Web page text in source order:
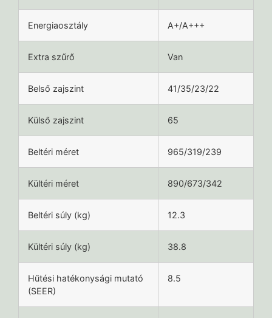
Energiaosztály A+/A+++
Extra szűrő Van
Belső zajszint 41/35/23/22
Külső zajszint 65
Beltéri méret 965/319/239
Kültéri méret 890/673/342
Beltéri súly (kg) 12.3
Kültéri súly (kg) 38.8
Hűtési hatékonysági mutató
(SEER)
8.5